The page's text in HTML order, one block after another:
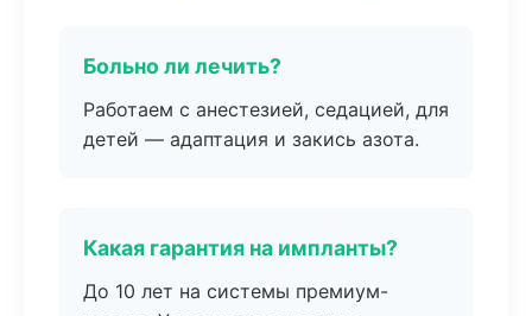
Больно ли лечить?
Работаем с анестезией, седацией, для
детей — адаптация и закись азота.
Какая гарантия на импланты?
До 10 лет на системы премиум-